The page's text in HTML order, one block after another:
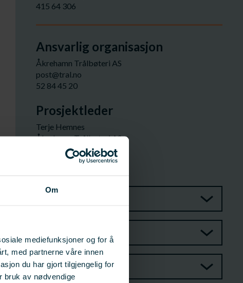
Om
mediefunksjoner og for å
med partnerne våre innen
du har gjort tilgjengelig for
bruk av nødvendige
415 64 306
Ansvarlig organisasjon
Åkrehamn Trålbøteri AS
post@tral.no
52 84 45 20
Prosjektleder
Terje Hemnes
Åkrehamn Trålbøteri AS
Daglig leder
terje@tral.no
Observatør